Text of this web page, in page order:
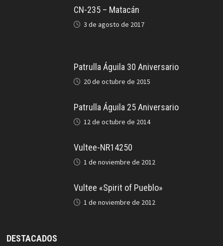
CN-235 – Matacán
3 de agosto de 2017
Patrulla Águila 30 Aniversario
20 de octubre de 2015
Patrulla Águila 25 Aniversario
12 de octubre de 2014
Vultee-NR14250
1 de noviembre de 2012
Vultee «Spirit of Pueblo»
1 de noviembre de 2012
DESTACADOS